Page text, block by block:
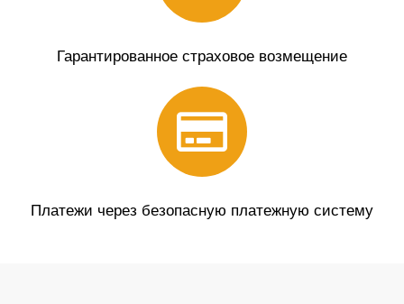
Гарантированное страховое возмещение
Платежи через безопасную платежную систему